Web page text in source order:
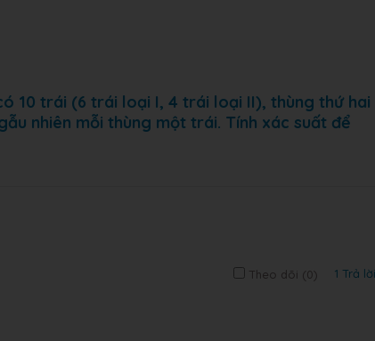
10 trái (6 trái loại I, 4 trái loại II), thùng thứ hai
nhiên mỗi thùng một trái. Tính xác suất để
Theo dõi (0) 1 Trả lời